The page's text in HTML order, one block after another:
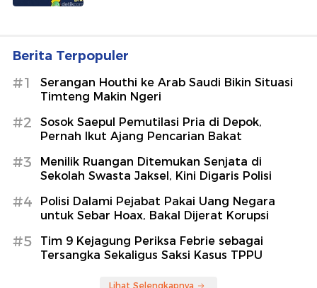
Berita Terpopuler
#1
Serangan Houthi ke Arab Saudi Bikin Situasi
Timteng Makin Ngeri
#2
Sosok Saepul Pemutilasi Pria di Depok,
Pernah Ikut Ajang Pencarian Bakat
#3
Menilik Ruangan Ditemukan Senjata di
Sekolah Swasta Jaksel, Kini Digaris Polisi
#4
Polisi Dalami Pejabat Pakai Uang Negara
untuk Sebar Hoax, Bakal Dijerat Korupsi
#5
Tim 9 Kejagung Periksa Febrie sebagai
Tersangka Sekaligus Saksi Kasus TPPU
Lihat Selengkapnya